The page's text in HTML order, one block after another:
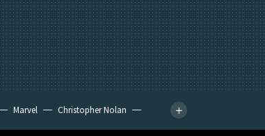
Marvel
Christopher Nolan